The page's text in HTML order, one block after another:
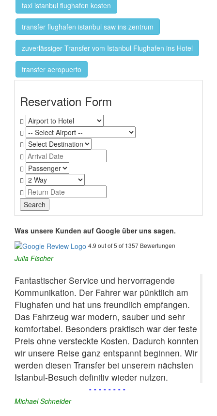
taxi istanbul flughafen kosten
transfer flughafen istanbul saw ins zentrum
zuverlässiger Transfer vom Istanbul Flughafen ins Hotel
transfer aeropuerto
Reservation Form
Was unsere Kunden auf Google über uns sagen.
4.9 out of 5 of 1357 Bewertungen
Julia Fischer
Fantastischer Service und hervorragende
Kommunikation. Der Fahrer war pünktlich am
Flughafen und hat uns freundlich empfangen.
Das Fahrzeug war modern, sauber und sehr
komfortabel. Besonders praktisch war der feste
Preis ohne versteckte Kosten. Dadurch konnten
wir unsere Reise ganz entspannt beginnen. Wir
werden diesen Transfer bei unserem nächsten
Istanbul-Besuch definitiv wieder nutzen.
--------
Michael Schneider